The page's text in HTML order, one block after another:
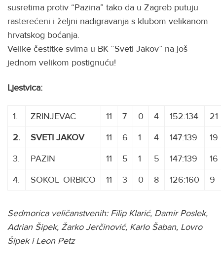
susretima protiv “Pazina” tako da u Zagreb putuju
rasterećeni i željni nadigravanja s klubom velikanom
hrvatskog boćanja.
Velike čestitke svima u BK “Sveti Jakov” na još
jednom velikom postignuću!
Ljestvica:
1. ZRINJEVAC 11 7 0 4 152:134
21
2.
SVETI JAKOV 11 6 1 4 147:139
19
3.
PAZIN 11 5 1 5 147:139
16
4.
SOKOL ORBICO 11 3 0 8 126:160 9
Sedmorica veličanstvenih: Filip Klarić, Damir Poslek,
Adrian Šipek, Žarko Jerčinović, Karlo Šaban, Lovro
Šipek i Leon Petz